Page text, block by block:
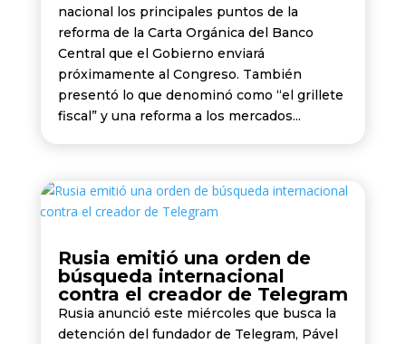
nacional los principales puntos de la
reforma de la Carta Orgánica del Banco
Central que el Gobierno enviará
próximamente al Congreso. También
presentó lo que denominó como “el grillete
fiscal” y una reforma a los mercados...
Rusia emitió una orden de
búsqueda internacional
contra el creador de Telegram
Rusia anunció este miércoles que busca la
detención del fundador de Telegram, Pável